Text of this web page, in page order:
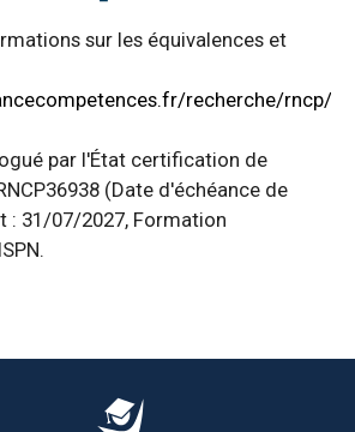
sur les équivalences et
recherche/rncp/
par l'État certification de
(Date d'échéance de
: 31/07/2027, Formation